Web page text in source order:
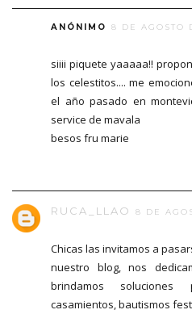
ANÓNIMO 8 DE AGOSTO
siiii piquete yaaaaa!!
los celestitos.... me
el año pasado en
service de mavala
besos fru marie
RUCA_LLAO 8 DE
Chicas las invitamos a
nuestro blog, nos
brindamos soluciones
casamientos, bautismos